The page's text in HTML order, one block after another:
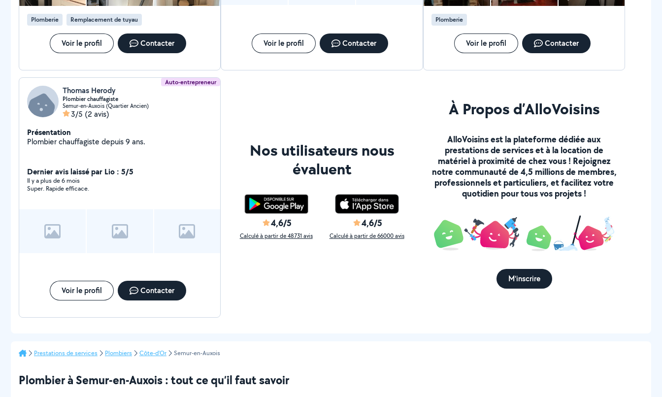
Plomberie Remplacement de tuyau
Voir le profil Contacter Voir le profil Contacter
Plomberie
Voir le profil Contacter
Auto-entrepreneur
Thomas Herody
Plombier chauffagiste
Semur-en-Auxois (Quartier Ancien)
3/5 (2 avis)
Présentation
Plombier chauffagiste depuis 9 ans.
Dernier avis laissé par Lio : 5/5
Il y a plus de 6 mois
Super. Rapide efficace.
Voir le profil Contacter
Nos utilisateurs nous
évaluent
4,6/5
Calculé à partir de 48731 avis
4,6/5
Calculé à partir de 66000 avis
À Propos d’AlloVoisins
AlloVoisins est la plateforme dédiée aux
prestations de services et à la location de
matériel à proximité de chez vous ! Rejoignez
notre communauté de 4,5 millions de membres,
professionnels et particuliers, et facilitez votre
quotidien pour tous vos projets !
M'inscrire
Prestations de services Plombiers Côte-d'Or Semur-en-Auxois
Plombier à Semur-en-Auxois : tout ce qu’il faut savoir